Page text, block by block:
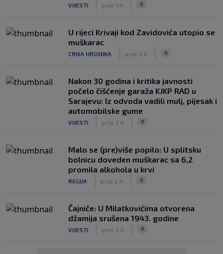
VIJESTI prije 1 h 0
U rijeci Krivaji kod Zavidovića utopio se
muškarac
CRNA HRONIKA prije 2 h 0
Nakon 30 godina i kritika javnosti
počelo čišćenje garaža KJKP RAD u
Sarajevu: Iz odvoda vadili mulj, pijesak i
automobilske gume
VIJESTI prije 2 h 0
Malo se (pre)više popilo: U splitsku
bolnicu doveden muškarac sa 6,2
promila alkohola u krvi
REGIJA prije 2 h 0
Čajniče: U Milatkovićima otvorena
džamija srušena 1943. godine
VIJESTI prije 2 h 0